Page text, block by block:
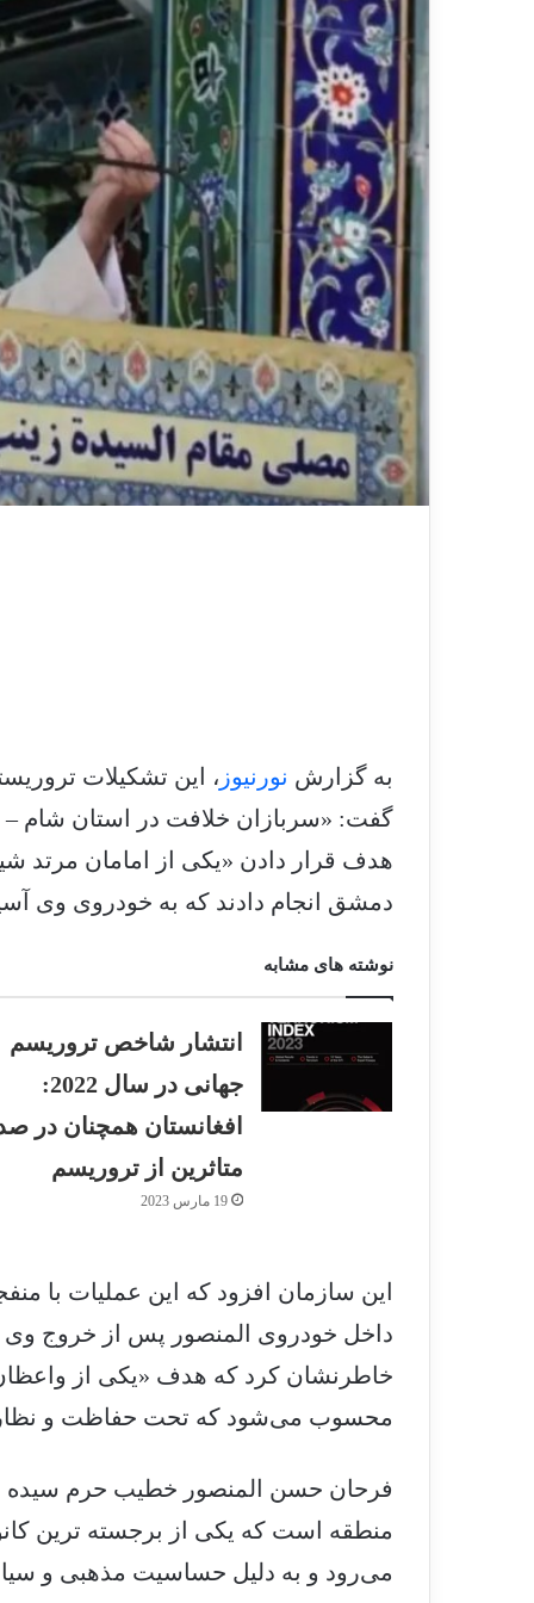
به گزارش نورنیوز ، این تشکیلات
گفت: «سربازان خلافت در استان
هدف قرار دادن «یکی از امامان مرتد
دمشق انجام دادند که به خودروی وی
نوشته های مشابه
انتشار شاخص تروریسم
جهانی در سال 2022:
افغانستان همچنان در
متاثرین از تروریسم
19 مارس 2023
این سازمان افزود که این عملیات با
داخل خودروی المنصور پس از خروج وی
خاطرنشان کرد که هدف «یکی از
محسوب می‌شود که تحت حفاظت و
فرحان حسن المنصور خطیب حرم سیده
منطقه است که یکی از برجسته ترین
می‌رود و به دلیل حساسیت مذهبی و